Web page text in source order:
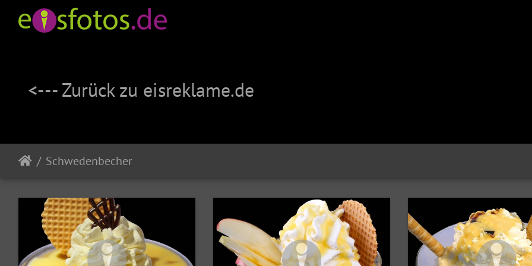
<--- Zurück zu eisreklame.de
Schwedenbecher